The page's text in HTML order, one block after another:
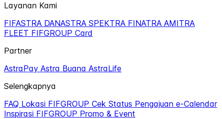
Layanan Kami
FIFASTRA DANASTRA SPEKTRA FINATRA AMITRA
FLEET FIFGROUP Card
Partner
AstraPay Astra Buana AstraLife
Selengkapnya
FAQ Lokasi FIFGROUP Cek Status Pengajuan e-Calendar
Inspirasi FIFGROUP Promo & Event